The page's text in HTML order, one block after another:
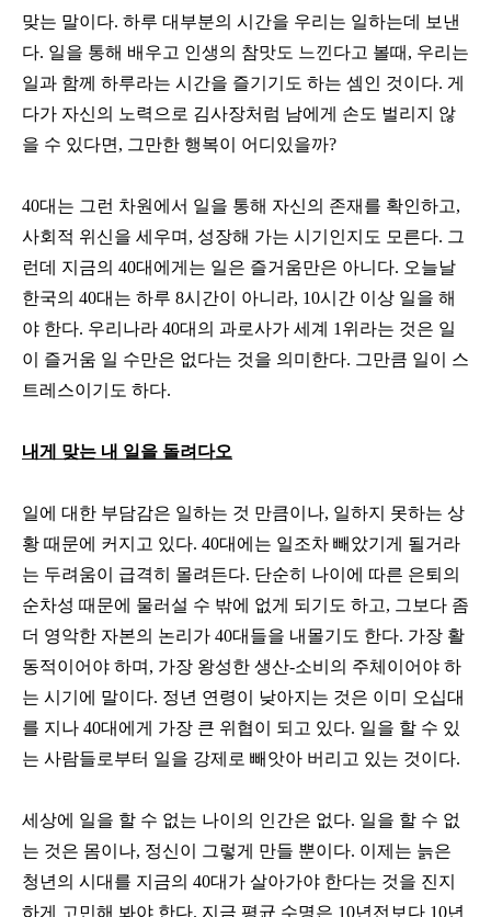
맞는 말이다. 하루 대부분의 시간을 우리는 일하는데 보낸
다. 일을 통해 배우고 인생의 참맛도 느낀다고 볼때, 우리는
일과 함께 하루라는 시간을 즐기기도 하는 셈인 것이다. 게
다가 자신의 노력으로 김사장처럼 남에게 손도 벌리지 않
을 수 있다면, 그만한 행복이 어디있을까?
40대는 그런 차원에서 일을 통해 자신의 존재를 확인하고,
사회적 위신을 세우며, 성장해 가는 시기인지도 모른다. 그
런데 지금의 40대에게는 일은 즐거움만은 아니다. 오늘날
한국의 40대는 하루 8시간이 아니라, 10시간 이상 일을 해
야 한다. 우리나라 40대의 과로사가 세계 1위라는 것은 일
이 즐거움 일 수만은 없다는 것을 의미한다. 그만큼 일이 스
트레스이기도 하다.
내게 맞는 내 일을 돌려다오
일에 대한 부담감은 일하는 것 만큼이나, 일하지 못하는 상
황 때문에 커지고 있다. 40대에는 일조차 빼았기게 될거라
는 두려움이 급격히 몰려든다. 단순히 나이에 따른 은퇴의
순차성 때문에 물러설 수 밖에 없게 되기도 하고, 그보다 좀
더 영악한 자본의 논리가 40대들을 내몰기도 한다. 가장 활
동적이어야 하며, 가장 왕성한 생산-소비의 주체이어야 하
는 시기에 말이다. 정년 연령이 낮아지는 것은 이미 오십대
를 지나 40대에게 가장 큰 위협이 되고 있다. 일을 할 수 있
는 사람들로부터 일을 강제로 빼앗아 버리고 있는 것이다.
세상에 일을 할 수 없는 나이의 인간은 없다. 일을 할 수 없
는 것은 몸이나, 정신이 그렇게 만들 뿐이다. 이제는 늙은
청년의 시대를 지금의 40대가 살아가야 한다는 것을 진지
하게 고민해 봐야 한다. 지금 평균 수명은 10년전보다 10년